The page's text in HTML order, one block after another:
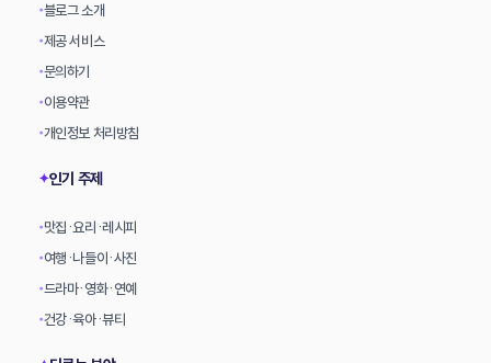
•블로그 소개
•제공 서비스
•문의하기
•이용약관
•개인정보 처리방침
✦인기 주제
•맛집·요리·레시피
•여행·나들이·사진
•드라마·영화·연예
•건강·육아·뷰티